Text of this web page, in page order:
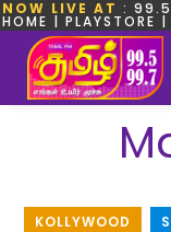
NOW LIVE AT :
HOME | PLAYSTORE |
KOLLYWOOD